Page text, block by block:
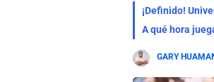
¡Definido!
A qué hora
GARY